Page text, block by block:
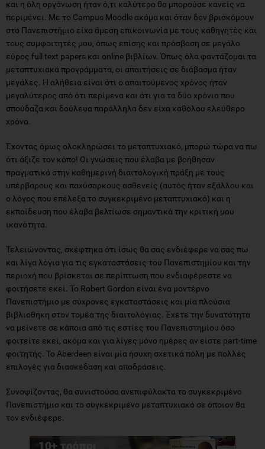
και η όλη οργάνωση ήταν ό,τι καλύτερο θα μπορούσε κανείς να
περιμένει. Με το Campus Moodle ακόμα και όταν δεν βρισκόμουν
στο Πανεπιστήμιο είχα άμεση επικοινωνία με τους καθηγητές και
τους συμφοιτητές μου, όπως επίσης και πρόσβαση σε μεγάλο
εύρος full text papers και online βιβλίων. Όπως όλα φαντάζομαι τα
μεταπτυχιακά προγράμματα, οι απαιτήσεις σε διάβασμα ήταν
μεγάλες. Η αλήθεια είναι ότι ο απαιτούμενος χρόνος ήταν
μεγαλύτερος από ότι περίμενα και ότι για τα δύο χρόνια που
σπούδαζα και δούλευα παράλληλα δεν είχα καθόλου ελεύθερο
χρόνο.
Έχοντας όμως ολοκληρώσει το μεταπτυχιακό, μπορώ τώρα να πω
ότι άξιζε τον κόπο! Οι γνώσεις που έλαβα με βοήθησαν
πραγματικά στην καθημερινή διαιτολογική πράξη με τους
υπέρβαρους και παχύσαρκους ασθενείς (αυτός ήταν εξάλλου και
ο λόγος που επέλεξα το συγκεκριμένο μεταπτυχιακό) και η
εκπαίδευση που έλαβα βελτίωσε σημαντικά την κριτική μου
ικανότητα.
Τελειώνοντας, σκέφτηκα ότι ίσως θα σας ενδιέφερε να σας πω
και λίγα λόγια για τις εγκαταστάσεις του Πανεπιστημίου και την
περιοχή που βρίσκεται σε περίπτωση που ενδιαφέρεστε να
φοιτήσετε εκεί. Το Robert Gordon είναι ένα μοντέρνο
Πανεπιστήμιο με σύχρονες εγκαταστάσεις και μία πλούσια
βιβλιοθήκη στον τομέα της διαιτολόγιας. Έχετε την δυνατότητα
να μείνετε σε κάποια από τις εστίες του Πανεπιστημίου όσο
φοιτείτε εκεί, ακόμα και για λίγες μόνο ημέρες αν είστε part-time
φοιτητής. Το Aberdeen είναι μία ήσυχη σχετικά πόλη με πολλές
επιλογές για διασκέδαση και αποδράσεις.
Συνοψίζοντας, θα συνιστούσα ανεπιφύλακτα το συγκεκριμένο
Πανεπιστήμιο και το συγκεκριμένο μεταπτυχιακό σε όποιον θα
τον ενδιέφερε.